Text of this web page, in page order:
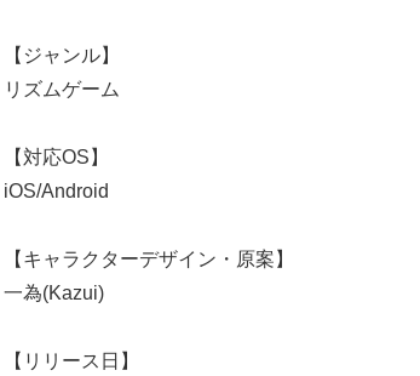
【ジャンル】
リズムゲーム
【対応OS】
iOS/Android
【キャラクターデザイン・原案】
一為(Kazui)
【リリース日】